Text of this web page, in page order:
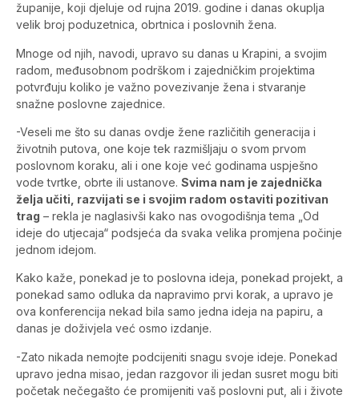
županije, koji djeluje od rujna 2019. godine i danas okuplja
velik broj poduzetnica, obrtnica i poslovnih žena.
Mnoge od njih, navodi, upravo su danas u Krapini, a svojim
radom, međusobnom podrškom i zajedničkim projektima
potvrđuju koliko je važno povezivanje žena i stvaranje
snažne poslovne zajednice.
-Veseli me što su danas ovdje žene različitih generacija i
životnih putova, one koje tek razmišljaju o svom prvom
poslovnom koraku, ali i one koje već godinama uspješno
vode tvrtke, obrte ili ustanove. Svima nam je zajednička
želja učiti, razvijati se i svojim radom ostaviti pozitivan
trag – rekla je naglasivši kako nas ovogodišnja tema „Od
ideje do utjecaja“ podsjeća da svaka velika promjena počinje
jednom idejom.
Kako kaže, ponekad je to poslovna ideja, ponekad projekt, a
ponekad samo odluka da napravimo prvi korak, a upravo je
ova konferencija nekad bila samo jedna ideja na papiru, a
danas je doživjela već osmo izdanje.
-Zato nikada nemojte podcijeniti snagu svoje ideje. Ponekad
upravo jedna misao, jedan razgovor ili jedan susret mogu biti
početak nečegašto će promijeniti vaš poslovni put, ali i živote